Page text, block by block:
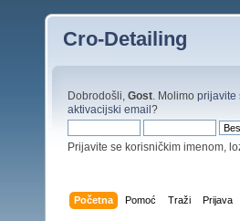
Cro-Detailing
Dobrodošli, Gost . Molimo prijavite
aktivacijski email?
Prijavite se korisničkim imenom,
Početna Pomoć Traži Prijava